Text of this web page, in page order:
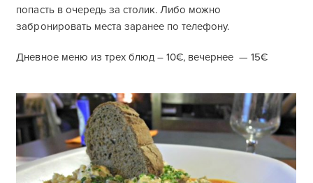
попасть в очередь за столик. Либо можно
забронировать места заранее по телефону.
Дневное меню из трех блюд – 10€, вечернее — 15€